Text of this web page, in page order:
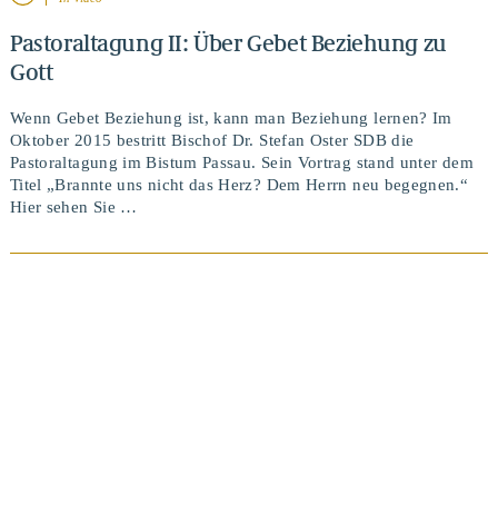
Pastoraltagung II: Über Gebet Beziehung zu
Gott
Wenn Gebet Beziehung ist, kann man Beziehung lernen? Im
Oktober 2015 bestritt Bischof Dr. Stefan Oster SDB die
Pastoraltagung im Bistum Passau. Sein Vortrag stand unter dem
Titel „Brannte uns nicht das Herz? Dem Herrn neu begegnen.“
Hier sehen Sie …